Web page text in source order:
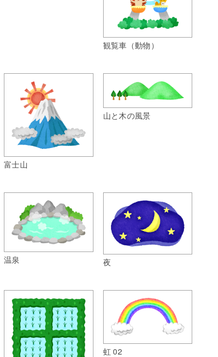
観覧車（動物）
富士山
山と木の風景
温泉 夜
虹 02